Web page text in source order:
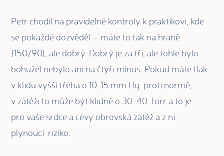
Petr chodil na pravidelné kontroly k praktikovi, kde
se pokaždé dozvěděl – máte to tak na hraně
(150/90), ale dobrý. Dobrý je za tři, ale tohle bylo
bohužel nebylo ani na čtyři mínus. Pokud máte tlak
v klidu vyšší třeba o 10-15 mm Hg proti normě,
v zátěži to může být klidně o 30-40 Torr a to je
pro vaše srdce a cévy obrovská zátěž a z ní
plynoucí riziko.